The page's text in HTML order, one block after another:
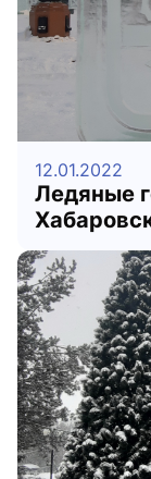
12.01.2022
Ледяные